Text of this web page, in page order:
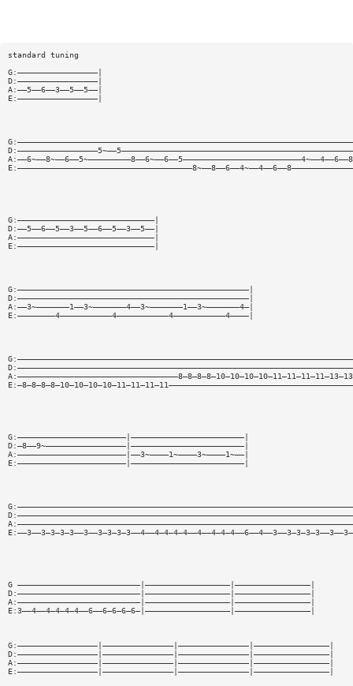
standard tuning
G:—————————————————|
D:—————————————————|
A:——5——6——3——5——5——|
E:—————————————————|
G:—————————————————————————————|
D:——5——6——5——3——5——6——5——3——5——|
A:—————————————————————————————|
E:—————————————————————————————|
G:—————————————————————————————————————————————————|
D:—————————————————————————————————————————————————|
A:——3~———————1——3~———————4——3~———————1——3~———————4—|
E:————————4———————————4———————————4———————————4————|
G:———————————————————————|————————————————————————|
D:—8——9~—————————————————|————————————————————————|
A:———————————————————————|——3~————1~————3~————1~——|
E:———————————————————————|————————————————————————|
G ——————————————————————————|——————————————————|————————————————|
D:——————————————————————————|——————————————————|————————————————|
A:——————————————————————————|——————————————————|————————————————|
E:3——4——4—4—4—4——6——6—6—6—6—|——————————————————|————————————————|
G:—————————————————|———————————————|———————————————|————————————————|
D:—————————————————|———————————————|———————————————|————————————————|
A:—————————————————|———————————————|———————————————|————————————————|
E:—————————————————|———————————————|———————————————|————————————————|